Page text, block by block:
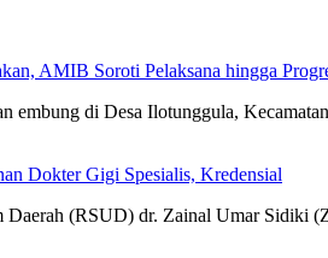
AMIB Soroti Pelaksana hingga
di Desa Ilotunggula,
Dokter Gigi Spesialis, Kredensial
(RSUD) dr. Zainal Umar Sidiki